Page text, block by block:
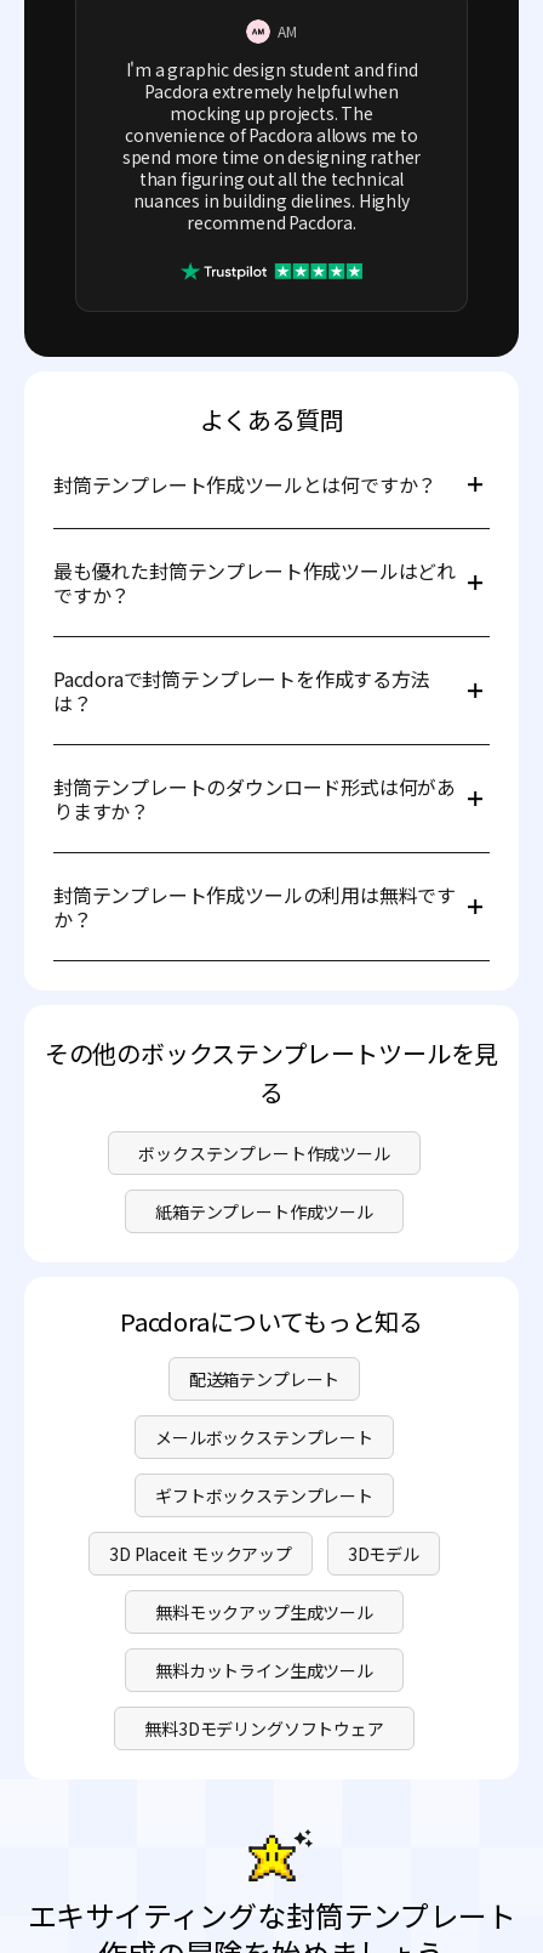
AM
I'm a graphic design student and find
Pacdora extremely helpful when
mocking up projects. The
convenience of Pacdora allows me to
spend more time on designing rather
than figuring out all the technical
nuances in building dielines. Highly
recommend Pacdora.
よくある質問
封筒テンプレート作成ツールとは何ですか？
を作成するためのオンラインツールです。希望する封筒の
種類を選択し、サイズや紙素材をカスタマイズし、好みの
ファイル形式で封筒テンプレートをダウンロードできま
最も優れた封筒テンプレート作成ツールはどれ
ですか？
な特徴があります。カスタマイズ可能なさまざまな封筒デ
ザインを提供し、使いやすいインターフェースを持ち、印
刷準備が整ったファイルを提供します。Pacdoraはこれら
Pacdoraで封筒テンプレートを作成する方法
は？
を作成できます：
1.製品の要件に合った封筒テンプレートを選択します。
2.サイズ、紙の厚さ、素材、その他のオプションを調整し
ロードします。すぐに印刷可能なファイルを受け取ること
ができます。
封筒テンプレートのダウンロード形式は何があ
りますか？
AI、PDF、およびDXF形式のファイルをダウンロードでき
ます。Illustratorで封筒を編集したい場合はAI形式を選択
してください。ただし、封筒を印刷する場合はPDFまたは
封筒テンプレート作成ツールの利用は無料です
か？
をご覧ください。
その他のボックステンプレートツールを見
る
ボックステンプレート作成ツール
紙箱テンプレート作成ツール
Pacdoraについてもっと知る
配送箱テンプレート
メールボックステンプレート
ギフトボックステンプレート
3D Placeit モックアップ 3Dモデル
無料モックアップ生成ツール
無料カットライン生成ツール
無料3Dモデリングソフトウェア
エキサイティングな封筒テンプレート